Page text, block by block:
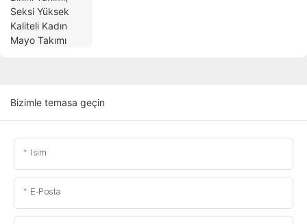
Bizimle temasa geçin
Isim
E-Posta